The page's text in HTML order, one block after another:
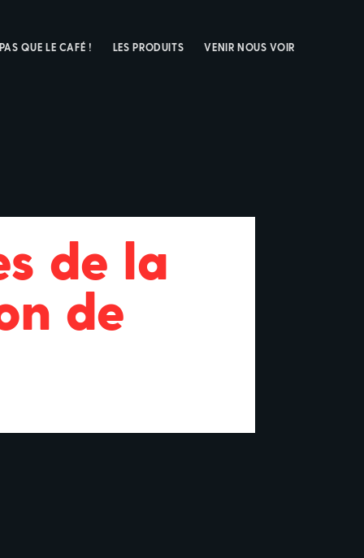
QUE LE CAFÉ ! LES PRODUITS VENIR NOUS VOIR
de la
de